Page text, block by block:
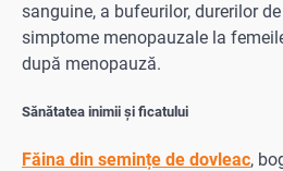
sanguine, a bufeurilor, durerilor
simptome menopauzale la
după menopauză.
Sănătatea inimii și ficatului
Făina din semințe de dovleac,